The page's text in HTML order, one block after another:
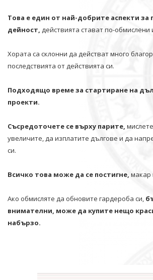
Това е един от най-добрите аспекти за
дейност, действията стават по-обмислени
Хората са склонни да действат много
последствията от действията си.
Подходящо време за стартиране на
проекти.
Съсредоточете се върху парите,
увеличите, да изплатите дългове и да
си.
Всичко това може да се постигне, макар
Ако обмисляте да обновите гардероба си,
внимателни, може да купите нещо
набързо.